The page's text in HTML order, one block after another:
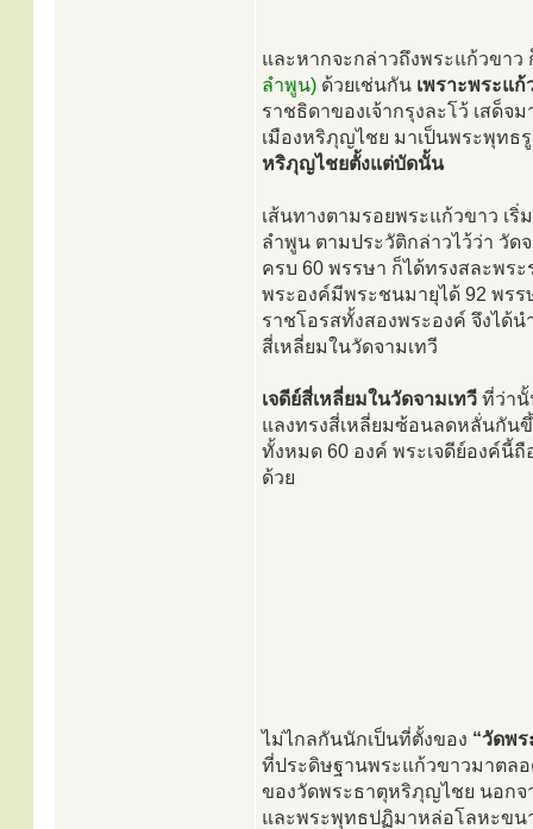
และหากจะกล่าวถึงพระแก้วขาว
ลำพูน) ด้วยเช่นกัน เพราะพระแ
ราชธิดาของเจ้ากรุงละโว้ เสด็
เมืองหริภุญไชย มาเป็นพระพุทธ
หริภุญไชยตั้งแต่บัดนั้น
เส้นทางตามรอยพระแก้วขาว เ
ลำพูน ตามประวัติกล่าวไว้ว่า วัด
ครบ 60 พรรษา ก็ได้ทรงสละพ
พระองค์มีพระชนมายุได้ 92 พร
ราชโอรสทั้งสองพระองค์ จึงได้
สี่เหลี่ยมในวัดจามเทวี
เจดีย์สี่เหลี่ยมในวัดจามเทวี ที่ว่า
แลงทรงสี่เหลี่ยมซ้อนลดหลั่นกัน
ทั้งหมด 60 องค์ พระเจดีย์องค์นี้
ด้วย
ไม่ไกลกันนักเป็นที่ตั้งของ “วัดพ
ที่ประดิษฐานพระแก้วขาวมาตลอ
ของวัดพระธาตุหริภุญไชย นอกจ
และพระพุทธปฏิมาหล่อโลหะขน